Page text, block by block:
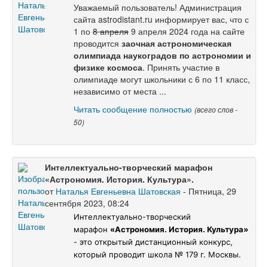
Уважаемый пользователь! Администрация
сайта astrodistant.ru информирует вас, что с
1 по 8 апреля 9 апреля 2024 года на сайте
проводится заочная астрономическая
олимпиада наукоградов по астрономии и
физике космоса. Принять участие в
олимпиаде могут школьники с 6 по 11 класс,
независимо от места ...
Читать сообщение полностью (всего слов -
50)
Интеллектуально-творческий марафон
«Астрономия. История. Культура».
от Наталья Евгеньевна Шатовская - Пятница, 29
сентября 2023, 08:24
Интеллектуально-творческий
марафон «Астрономия. История. Культура»
- это открытый дистанционный конкурс,
который проводит школа № 179 г. Москвы.